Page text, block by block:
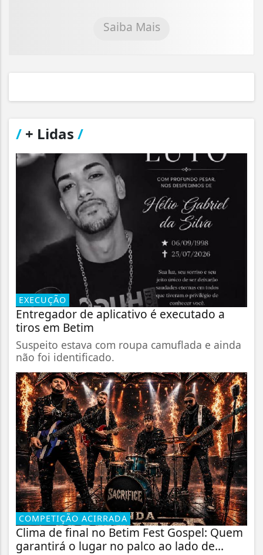
Saiba Mais
/ + Lidas /
EXECUÇÃO
Entregador de aplicativo é executado a
tiros em Betim
Suspeito estava com roupa camuflada e ainda
não foi identificado.
COMPETIÇÃO ACIRRADA
Clima de final no Betim Fest Gospel: Quem
garantirá o lugar no palco ao lado de...